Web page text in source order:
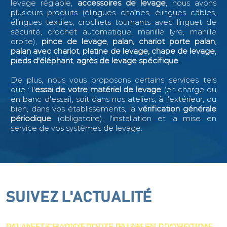
levage réglable, accessoires de levage, nous avons
plusieurs produits (élingues chaînes, élingues câbles,
élingues textiles, crochets tournants avec linguet de
sécurité, crochet automatique, manille lyre, manille
droite), pince de levage, palan, chariot porte palan,
palan avec chariot, platine de levage, chape de levage,
pieds d'éléphant, agrès de levage spécifique.
De plus, nous vous proposons certains services tels
que : l'essai de votre matériel de levage (en charge ou
en banc d'essai), soit dans nos ateliers, à l'extérieur, ou
bien, dans vos établissements, la vérification générale
périodique (obligatoire), l'installation et la mise en
service de vos systèmes de levage.
SUIVEZ L'ACTUALITÉ
SUIVEZ L'ACTUALITÉ
SUIVEZ L'ACTUALITÉ
SUIVEZ L'ACTUALITÉ